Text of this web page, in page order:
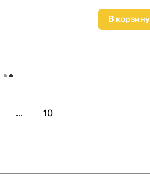
В корзину
еще
... 10